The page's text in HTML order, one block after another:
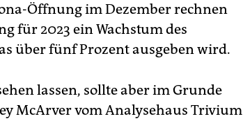
Öffnung im Dezember rechnen
für 2023 ein Wachstum des
über fünf Prozent ausgeben wird.
lassen, sollte aber im Grunde
McArver vom Analysehaus Trivium